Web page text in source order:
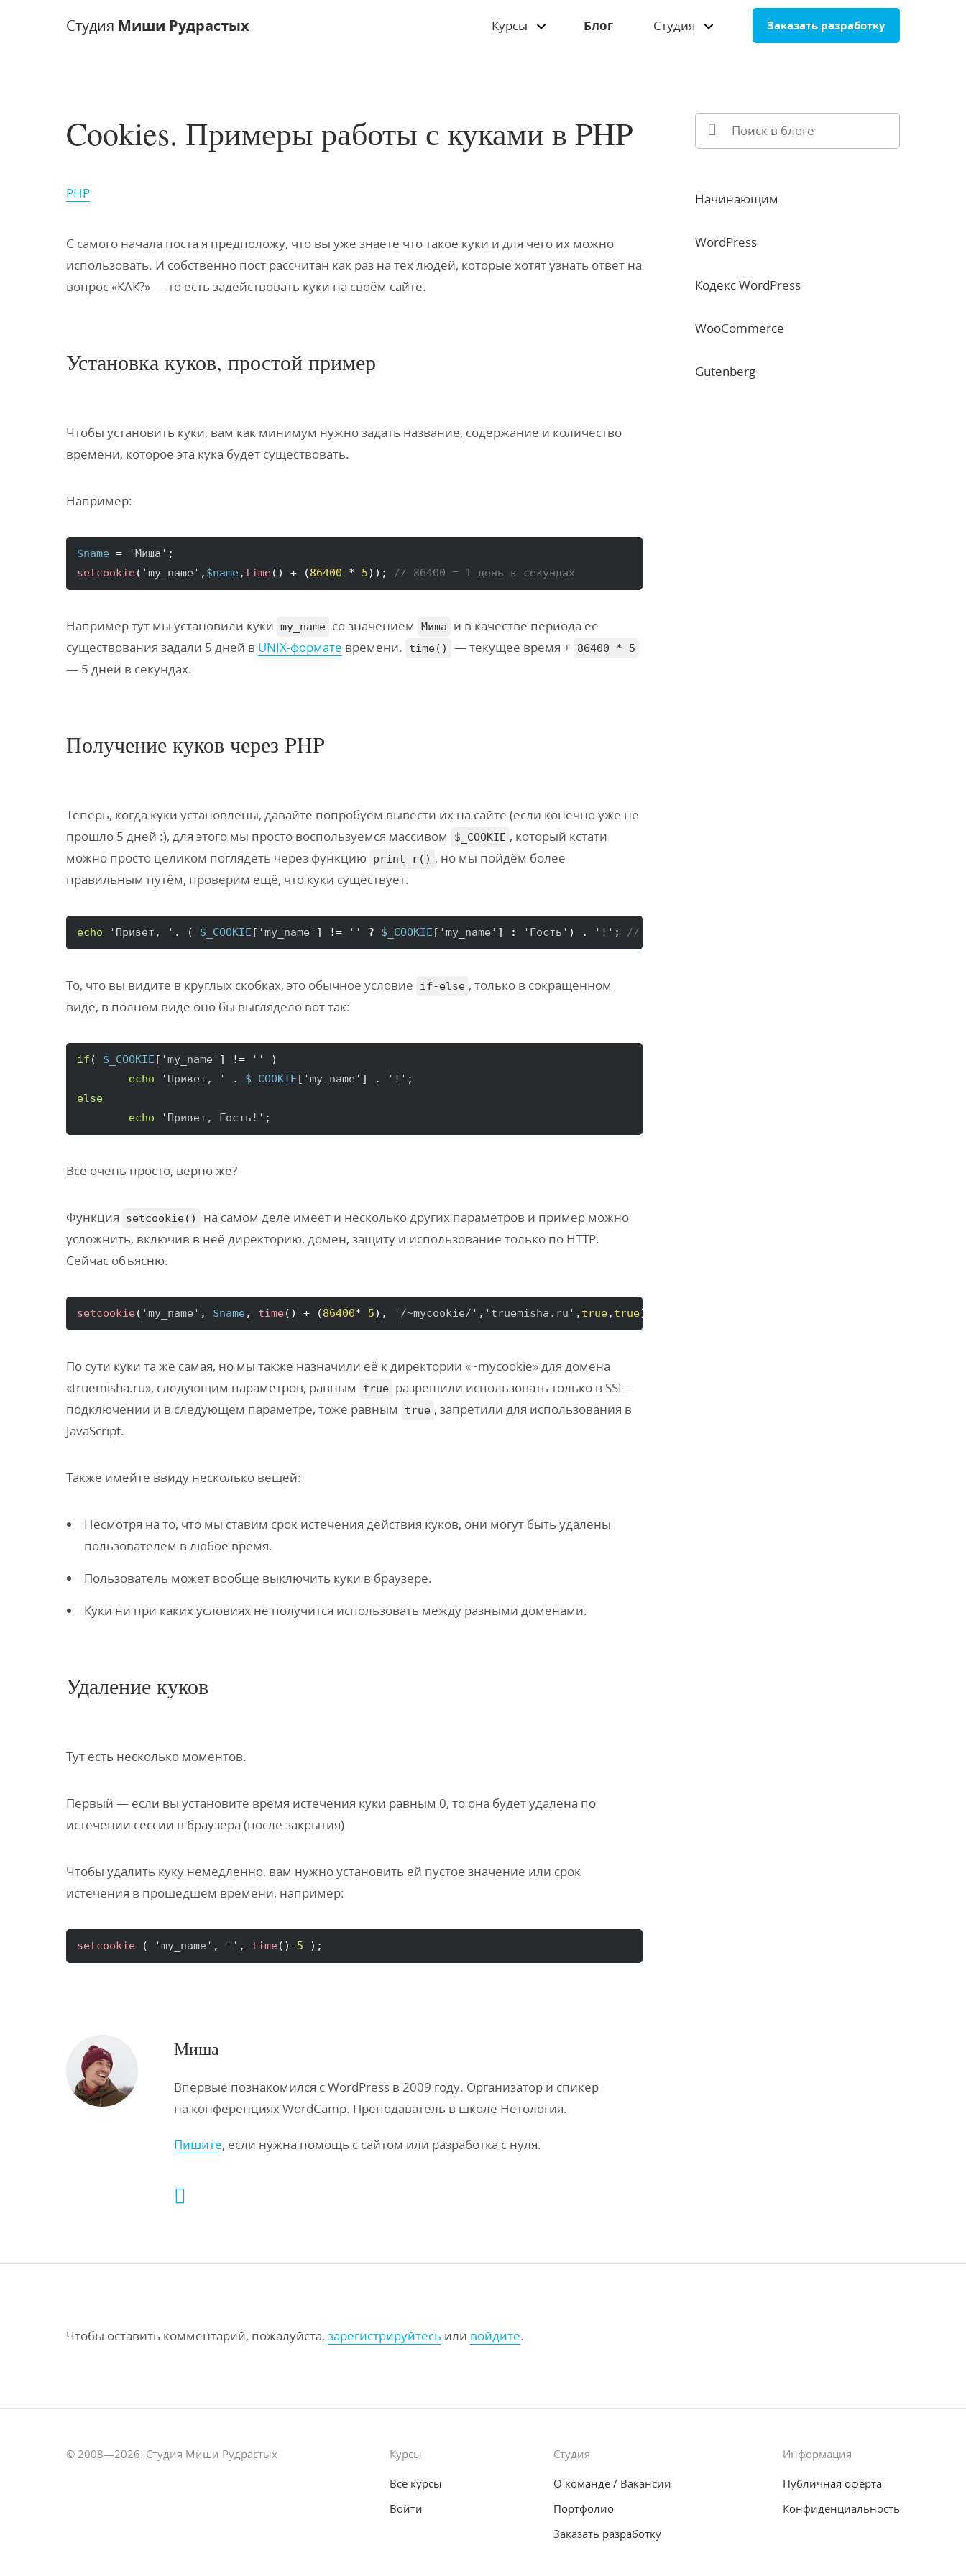
Студия Миши Рудрастых Курсы Блог Студия Заказать разработку
Cookies. Примеры работы с куками в PHP
PHP
C самого начала поста я предположу, что вы уже знаете что такое куки и для чего их можно
использовать. И собственно пост рассчитан как раз на тех людей, которые хотят узнать ответ на
вопрос «КАК?» — то есть задействовать куки на своём сайте.
Установка куков, простой пример
Чтобы установить куки, вам как минимум нужно задать название, содержание и количество
времени, которое эта кука будет существовать.
Например:
$name = 'Миша'
setcookie( 'my_name' , $name , time( ) + (86400 * 5) ) ; // 86400 = 1 день в секундах
Например тут мы установили куки my_name со значением Миша
и в качестве периода её
существования задали 5 дней в UNIX-формате времени. time() — текущее время + 86400 * 5
— 5 дней в секундах.
Получение куков через PHP
Теперь, когда куки установлены, давайте попробуем вывести их на сайте (если конечно уже не
прошло 5 дней :), для этого мы просто воспользуемся массивом
$_COOKIE , который кстати
можно просто целиком поглядеть через функцию print_r() , но мы пойдём более
правильным путём, проверим ещё, что куки существует.
echo 'Привет, ' . ( $_COOKIE [ 'my_name' ] != '' ? $_COOKIE [ 'my_name' ] : 'Гость' ) . '!' ; // Привет, Миша!
То, что вы видите в круглых скобках, это обычное условие if-else , только в сокращенном
виде, в полном виде оно бы выглядело вот так:
if ( $_COOKIE [ 'my_name' ] != ''
)
echo
'Привет, ' . $_COOKIE [ 'my_name' ] . '!'
else
echo
'Привет, Гость!' ;
Всё очень просто, верно же?
Функция setcookie()
на самом деле имеет и несколько других параметров и пример можно
усложнить, включив в неё директорию, домен, защиту и использование только по HTTP.
Сейчас объясню.
setcookie( 'my_name' , $name , time( ) + (86400* 5) , '/~mycookie/' , 'truemisha.ru' , true, true)
По сути куки та же самая, но мы также назначили её к директории «~mycookie» для домена
«truemisha.ru», следующим параметров, равным
true разрешили использовать только в SSL-
подключении и в следующем параметре, тоже равным
true , запретили для использования в
JavaScript.
Также имейте ввиду несколько вещей:
Несмотря на то, что мы ставим срок истечения действия куков, они могут быть удалены
пользователем в любое время.
Пользователь может вообще выключить куки в браузере.
Куки ни при каких условиях не получится использовать между разными доменами.
Удаление куков
Тут есть несколько моментов.
Первый — если вы установите время истечения куки равным 0, то она будет удалена по
истечении сессии в браузера (после закрытия)
Чтобы удалить куку немедленно, вам нужно установить ей пустое значение или срок
истечения в прошедшем времени, например:
setcookie ( 'my_name' , '' , time( ) -5 ) ;
Миша
Впервые познакомился с WordPress в 2009 году. Организатор и спикер
на конференциях WordCamp. Преподаватель в школе Нетология.
Пишите, если нужна помощь с сайтом или разработка с нуля.
Начинающим
WordPress
Кодекс WordPress
WooCommerce
Gutenberg
Чтобы оставить комментарий, пожалуйста, зарегистрируйтесь или войдите.
Курсы
Все курсы
Войти
Студия
О команде / Вакансии
Портфолио
Заказать разработку
Информация
Публичная оферта
Конфиденциальность
© 2008—2026. Студия Миши Рудрастых